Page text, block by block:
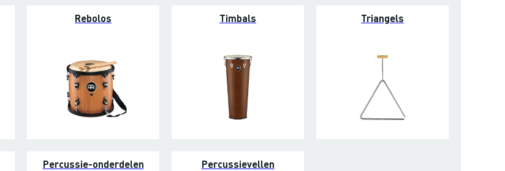
Rebolos Timbals Triangels
Percussie-onderdelen Percussievellen